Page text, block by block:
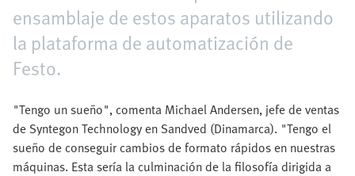
ensamblaje de estos aparatos utilizando
la plataforma de automatización de
Festo.
"Tengo un sueño", comenta Michael Andersen, jefe de ventas
de Syntegon Technology en Sandved (Dinamarca). "Tengo el
sueño de conseguir cambios de formato rápidos en nuestras
máquinas. Esta sería la culminación de la filosofía dirigida a